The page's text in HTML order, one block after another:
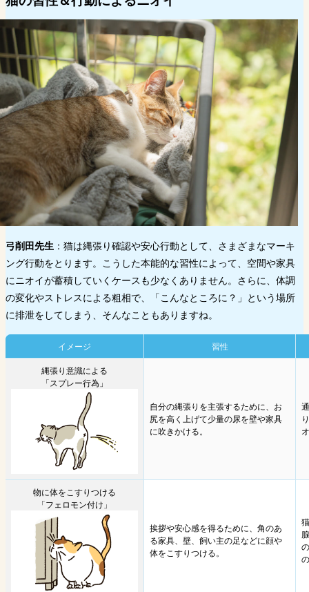
弓削田先生 ：猫は縄張り確認や安心行動として、さまざまなマーキ
ング行動をとります。こうした本能的な習性によって、空間や家具
にニオイが蓄積していくケースも少なくありません。さらに、体調
の変化やストレスによる粗相で、「こんなところに？」という場所
に排泄をしてしまう、そんなこともありますね。
イメージ 習性
縄張り意識による
「スプレー行為」
自分の縄張りを主張するために、お
尻を高く上げて少量の尿を壁や家具
に吹きかける。
物に体をこすりつける
「フェロモン付け」
挨拶や安心感を得るために、角のあ
る家具、壁、飼い主の足などに顔や
体をこすりつける。